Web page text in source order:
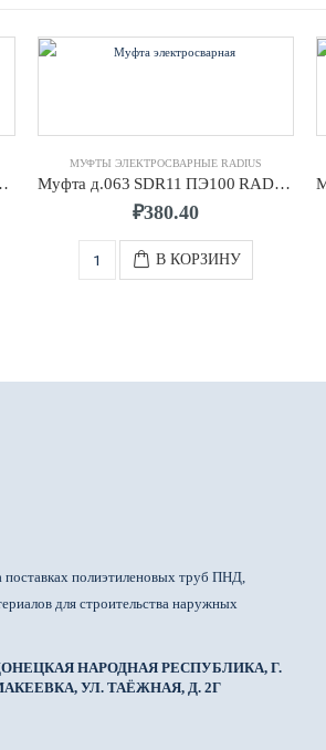
RADIUS
МУФТЫ ЭЛЕКТРОСВАРНЫЕ RADIUS
Муфта д.063 SDR11 ПЭ100 RADIUS
₽380.40
В КОРЗИНУ
полиэтиленовых труб ПНД,
для строительства наружных
НАРОДНАЯ РЕСПУБЛИКА, Г.
УЛ. ТАЁЖНАЯ, Д. 2Г